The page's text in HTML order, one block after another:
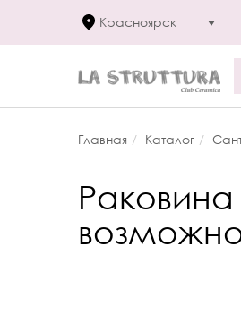
Красноярск
Главная Каталог